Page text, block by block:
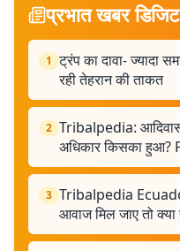
प्रभात खबर
1 ट्रंप का दावा- ज्यादा
रही तेहरान की ताकत
2 Tribalpedia:
अधिकार किसका हुआ?
3 Tribalpedia
आवाज मिल जाए तो क्या